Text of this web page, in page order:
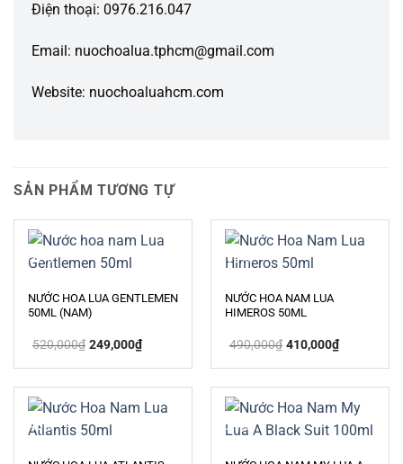
Điện thoại: 0976.216.047
Email: nuochoalua.tphcm@gmail.com
Website: nuochoaluahcm.com
SẢN PHẨM TƯƠNG TỰ
-52%
NƯỚC HOA LUA GENTLEMEN
50ML (NAM)
520,000₫ Giá
gốc
249,000₫Giá
hiện
249,000₫.
-16%
NƯỚC HOA NAM LUA
HIMEROS 50ML
490,000₫ Giá
gốc
410,000₫Giá
hiện
410,000₫.
-46% -29%